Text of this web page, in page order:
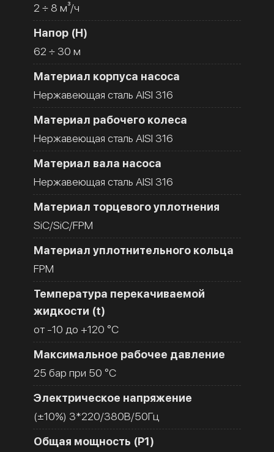
2 ÷ 8 м³/ч
Напор (H)
62 ÷ 30 м
Материал корпуса насоса
Нержавеющая сталь AISI 316
Материал рабочего колеса
Нержавеющая сталь AISI 316
Материал вала насоса
Нержавеющая сталь AISI 316
Материал торцевого уплотнения
SiC/SiC/FPM
Материал уплотнительного кольца
FPM
Температура перекачиваемой
жидкости (t)
от -10 до +120 °C
Максимальное рабочее давление
25 бар при 50 °C
Электрическое напряжение
(±10%) 3*220/380В/50Гц
Общая мощность (Р1)